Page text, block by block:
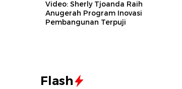
Video: Sherly Tjoanda Raih
Anugerah Program Inovasi
Pembangunan Terpuji
Flash